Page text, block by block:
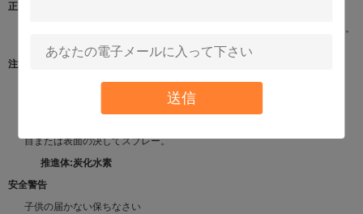
送信
正しい処分
新聞へのスプレーの要らないプロダクトは無駄になることを気分にさせる。
注意
火か露出した炎の近くで使用してはいけない。
空穴をあけないでり、または焼却処分してはいけない。
直接日光から涼しい場所で保ちなさい。
目または表面の決してスプレー。
推進体:炭化水素
安全警告
子供の届かない保ちなさい